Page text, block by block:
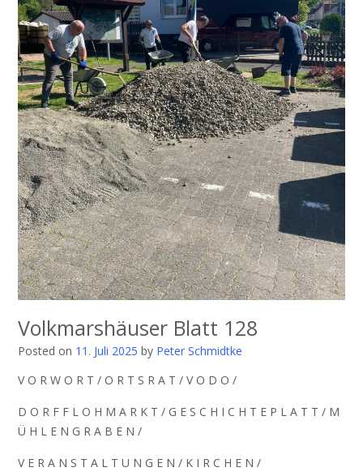
Volkmarshäuser Blatt 128
Posted on 11. Juli 2025 by Peter Schmidtke
V O R W O R T / O R T S R A T / V O D O /
D O R F F L O H M A R K T / G E S C H I C H T E P L A T T / M
Ü H L E N G R A B E N /
V E R A N S T A L T U N G E N / K I R C H E N /